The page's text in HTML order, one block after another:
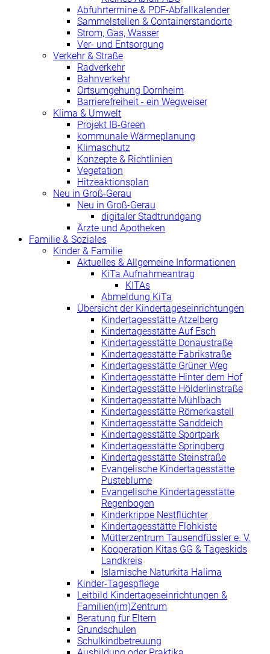
Abfuhrtermine & PDF-Abfallkalender
Sammelstellen & Containerstandorte
Strom, Gas, Wasser
Ver- und Entsorgung
Verkehr & Straße
Radverkehr
Bahnverkehr
Ortsumgehung Dornheim
Barrierefreiheit - ein Wegweiser
Klima & Umwelt
Projekt IB-Green
kommunale Wärmeplanung
Klimaschutz
Konzepte & Richtlinien
Vegetation
Hitzeaktionsplan
Neu in Groß-Gerau
Neu in Groß-Gerau
digitaler Stadtrundgang
Ärzte und Apotheken
Familie & Soziales
Kinder & Familie
Aktuelles & Allgemeine Informationen
KiTa Aufnahmeantrag
KITAs
Abmeldung KiTa
Übersicht der Kindertageseinrichtungen
Kindertagesstätte Atzelberg
Kindertagesstätte Auf Esch
Kindertagesstätte Donaustraße
Kindertagesstätte Fabrikstraße
Kindertagesstätte Grüner Weg
Kindertagesstätte Hinter dem Hof
Kindertagesstätte Hölderlinstraße
Kindertagesstätte Mühlbach
Kindertagesstätte Römerkastell
Kindertagesstätte Sanddeich
Kindertagesstätte Sportpark
Kindertagesstätte Springberg
Kindertagesstätte Steinstraße
Evangelische Kindertagesstätte
Pusteblume
Evangelische Kindertagesstätte
Regenbogen
Kinderkrippe Nestflüchter
Kindertagesstätte Flohkiste
Mütterzentrum Tausendfüssler e. V.
Kooperation Kitas GG & Tageskids
Landkreis
Islamische Naturkita Halima
Kinder-Tagespflege
Leitbild Kindertageseinrichtungen &
Familien(im)Zentrum
Beratung für Eltern
Grundschulen
Schulkindbetreuung